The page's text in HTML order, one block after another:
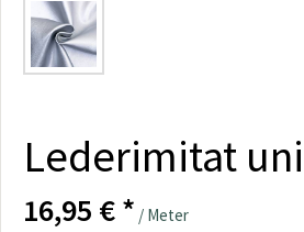
Lederimitat
16,95 € * / Meter